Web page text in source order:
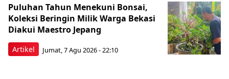
Artikel
Puluhan Tahun Menekuni Bonsai,
Koleksi Beringin Milik Warga Bekasi
Diakui Maestro Jepang
Jumat, 7 Agu 2026 - 22:10